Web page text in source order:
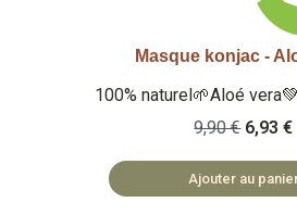
Aperçu rapide
100% naturel 🌱 Eau de
Qu'est-ce que c'est ?
rose de Damas pure et
🏡 COSMÉTIQUES
BULGARIE 🥦
SAFE ET
5,90 € 4,13 €
Ajouter au